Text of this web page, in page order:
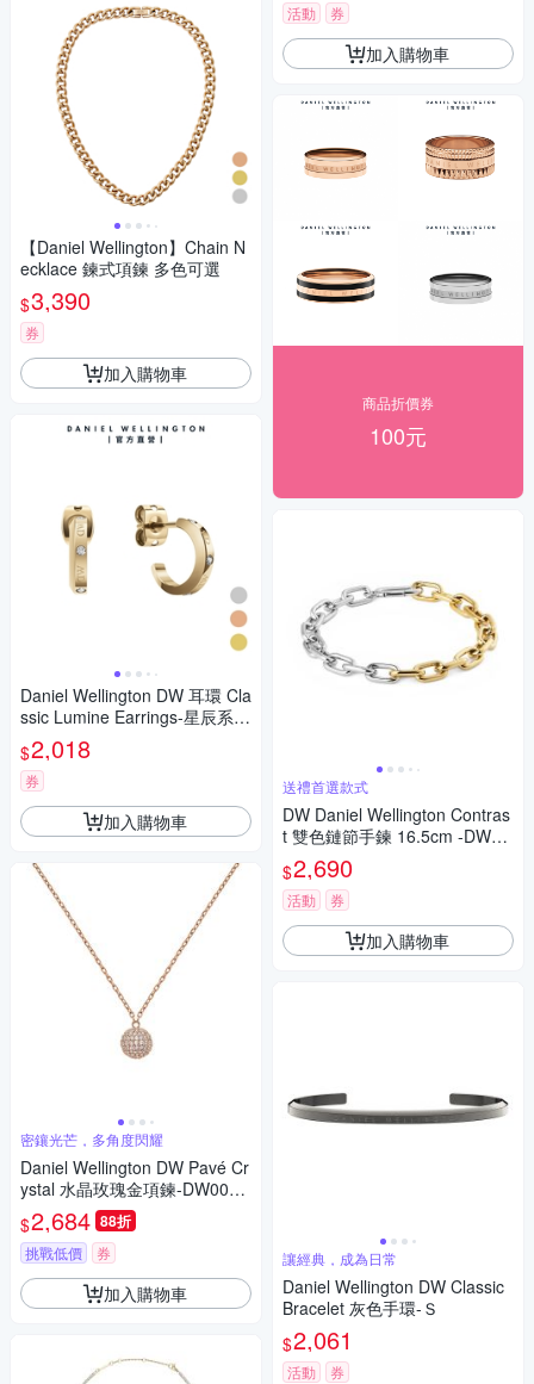
【Daniel Wellington】Chain N
ecklace 鍊式項鍊 多色可選
$3,390
券
加入購物車
Daniel Wellington DW 耳環 Cla
ssic Lumine Earrings-星辰系列
耳環-三色任選 DW00400349
$2,018
券
加入購物車
密鑲光芒，多角度閃耀
Daniel Wellington DW Pavé Cr
ystal 水晶玫瑰金項鍊-DW0040
0625
$2,684 88折
挑戰低價 券
加入購物車
活動 券
加入購物車
商品折價券
100元
送禮首選款式
DW Daniel Wellington Contras
t 雙色鏈節手鍊 16.5cm -DW00
401970
$2,690
活動 券
加入購物車
讓經典，成為日常
Daniel Wellington DW Classic
Bracelet 灰色手環-Ｓ
$2,061
活動 券